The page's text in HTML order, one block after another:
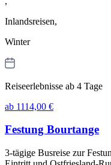
Inlandsreisen,
Winter
Reiseerlebnisse ab 4 Tage
ab 1114,00 €
Festung Bourtange
3-tägige Busreise zur